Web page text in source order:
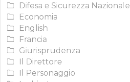
Difesa e Sicurezza Nazionale
Economia
English
Francia
Giurisprudenza
Il Direttore
Il Personaggio